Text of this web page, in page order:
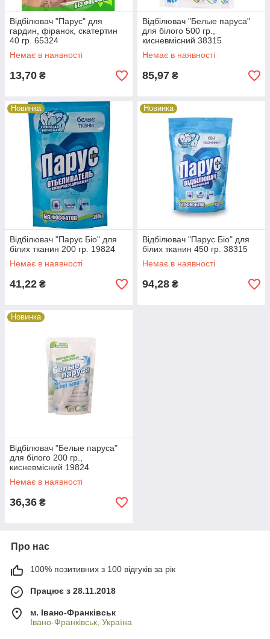
Відбілювач "Парус" для
гардин, фіранок, скатертин
40 гр. 65324
Немає в наявності
13,70 ₴
Відбілювач "Белые паруса"
для білого 500 гр.,
кисневмісний 38315
Немає в наявності
85,97 ₴
Новинка
Відбілювач "Парус Біо" для
білих тканин 200 гр. 19824
Немає в наявності
41,22 ₴
Новинка
Відбілювач "Парус Біо" для
білих тканин 450 гр. 38315
Немає в наявності
94,28 ₴
Новинка
Відбілювач "Белые паруса"
для білого 200 гр.,
кисневмісний 19824
Немає в наявності
36,36 ₴
Про нас
100% позитивних з 100 відгуків за рік
Працює з 28.11.2018
м. Івано-Франківськ
Івано-Франківськ, Україна